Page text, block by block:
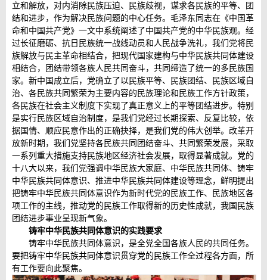
立和解放，对内消除民族压迫、民族歧视，谋求各民族的平等、团
结和进步，作为解决民族问题的中心任务。毛泽东同志在《中国革
命和中国共产党》一文中系统阐述了中国共产党的中华民族观。经
过长征磨砺、抗日民族统一战线动员和人民战争洗礼，我们党将民
族解放与民主革命相结合，把现代国家建构与中华民族共同体建设
相结合，团结带领各族人民共同奋斗，共同缔造了统一的多民族国
家。新中国成立后，党确立了以民族平等、民族团结、民族区域自
治、各民族共同繁荣为主要内容的民族理论和民族工作方针政策，
各民族在社会主义制度下实现了真正意义上的平等团结进步。特别
是实行民族区域自治制度，是我们党经过长期探索、反复比较，依
据国情、顺应民意作出的正确抉择，是我们党的伟大创举。改革开
放新时期，我们党坚持各民族共同团结奋斗、共同繁荣发展，采取
一系列重大措施支持民族地区经济社会发展，取得显著成就。党的
十八大以来，我们党强调中华民族大家庭、中华民族共同体、铸牢
中华民族共同体意识、推进中华民族共同体建设等理念，鲜明提出
把铸牢中华民族共同体意识作为新时代党的民族工作、民族地区各
项工作的主线，推动党的民族工作取得新的历史性成就，我国民族
团结进步事业呈现新气象。
铸牢中华民族共同体意识的实践要求
铸牢中华民族共同体意识，是全党全国各族人民的共同任务。
要把铸牢中华民族共同体意识贯穿党的民族工作全过程各方面，所
有工作要向此聚焦。